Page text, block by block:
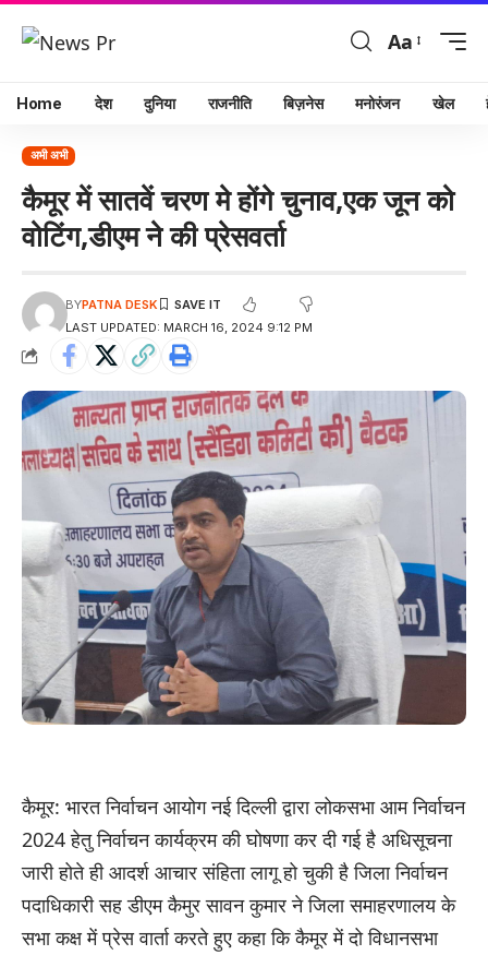
Aa
Home देश दुनिया राजनीति बिज़नेस मनोरंजन खेल
अभी अभी
कैमूर में सातवें चरण मे होंगे चुनाव,एक जून को
वोटिंग,डीएम ने की प्रेसवर्ता
LAST UPDATED: MARCH 16, 2024 9:12 PM
BYPATNA DESK
कैमूर: भारत निर्वाचन आयोग नई दिल्ली द्वारा लोकसभा आम निर्वाचन
2024 हेतु निर्वाचन कार्यक्रम की घोषणा कर दी गई है अधिसूचना
जारी होते ही आदर्श आचार संहिता लागू हो चुकी है जिला निर्वाचन
पदाधिकारी सह डीएम कैमुर सावन कुमार ने जिला समाहरणालय के
सभा कक्ष में प्रेस वार्ता करते हुए कहा कि कैमूर में दो विधानसभा